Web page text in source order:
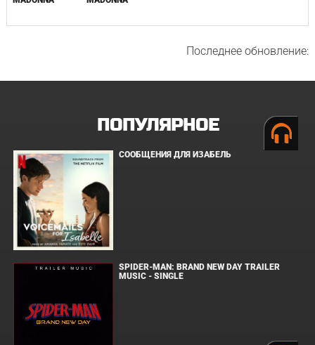
Последнее обновление:
ПОПУЛЯРНОЕ
СООБЩЕНИЯ ДЛЯ ИЗАБЕЛЬ
SPIDER-MAN: BRAND NEW DAY TRAILER
MUSIC - SINGLE